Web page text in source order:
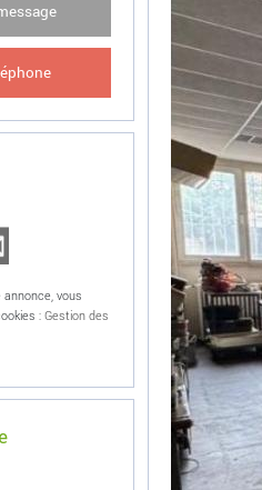
vous
:Gestion des